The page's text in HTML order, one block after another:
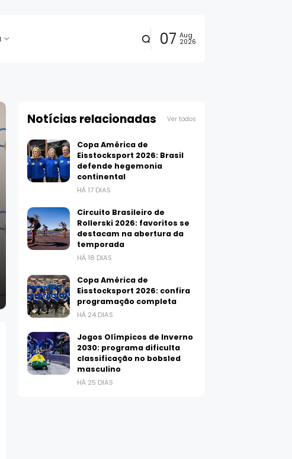
07 Aug
2026
Notícias relacionadas Ver todos
Copa América de
Eisstocksport 2026: Brasil
defende hegemonia
continental
HÁ 17 DIAS
Circuito Brasileiro de
Rollerski 2026: favoritos se
destacam na abertura da
temporada
HÁ 18 DIAS
Copa América de
Eisstocksport 2026: confira
programação completa
HÁ 24 DIAS
Jogos Olímpicos de Inverno
2030: programa dificulta
classificação no bobsled
masculino
HÁ 25 DIAS